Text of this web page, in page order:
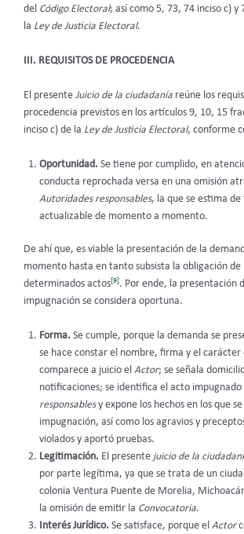
del Código Electoral; así como 5, 73, 74 inciso c) y
la Ley de Justicia Electoral.
III. REQUISITOS DE PROCEDENCIA
El presente Juicio de la ciudadanía reúne los
procedencia previstos en los artículos 9, 10, 15
inciso c) de la Ley de Justicia Electoral, conforme
Oportunidad. Se tiene por cumplido, en
conducta reprochada versa en una omisión
Autoridades responsables, la que se estima
actualizable de momento a momento.
De ahí que, es viable la presentación de la
momento hasta en tanto subsista la obligación de
determinados actos [9] . Por ende, la presentación
impugnación se considera oportuna.
Forma. Se cumple, porque la demanda se
se hace constar el nombre, firma y el carácter
comparece a juicio el Actor; se señala
notificaciones; se identifica el acto impugnado
responsablesy expone los hechos en los que se
impugnación, así como los agravios y
violados y aportó pruebas.
Legitimación. El presente juicio de la
por parte legítima, ya que se trata de un
colonia Ventura Puente de Morelia,
la omisión de emitir la Convocatoria.
Interés Jurídico. Se satisface, porque el Actor